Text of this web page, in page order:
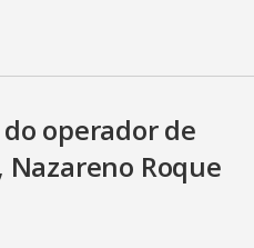
operador de
Roque